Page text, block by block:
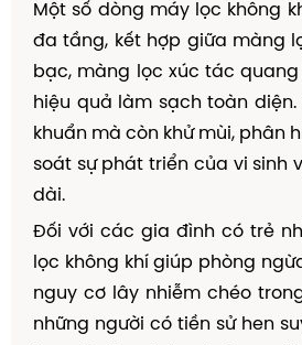
Một số dòng máy lọc không
đa tầng, kết hợp giữa màng
bạc, màng lọc xúc tác
hiệu quả làm sạch toàn
khuẩn mà còn khử mùi, phân
soát sự phát triển của vi sinh
dài.
Đối với các gia đình có trẻ
lọc không khí giúp phòng
nguy cơ lây nhiễm chéo
những người có tiền sử hen